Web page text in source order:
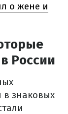
о жене и
России
в знаковых